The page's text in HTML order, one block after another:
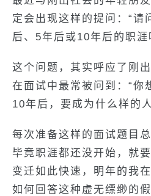
定会出现这样的提问：“请
后、5年后或10年后的职涯
这个问题，其实呼应了刚
在面试中最常被问到：“你
10年后，要成为什么样的
每次准备这样的面试题目
毕竟职涯都还没开始，就
变迁如此快速，明年的我
如何回答这种虚无缥缈的